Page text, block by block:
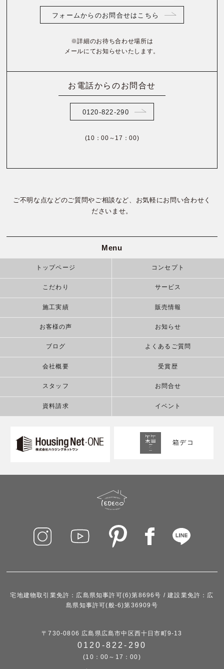
フォームからのお問合せはこちら
※詳細のお待ち合わせ場所は
メールにてお知らせいたします。
お電話からのお問合せ
0120-822-290
(10：00～17：00)
ご不明な点などのご質問やご相談など、お気軽にお問い合わせく
ださいませ。
Menu
トップページ コンセプト
こだわり サービス
施工実績 販売情報
お客様の声 お知らせ
ブログ よくあるご質問
会社概要 受賞歴
スタッフ お問合せ
資料請求 イベント
箱デコ
宅地建物取引業免許：広島県知事許可(6)第8696号 / 建設業免許：広
島県知事許可(般-6)第36909号
〒730-0806 広島県広島市中区西十日市町9-13
0120-822-290
(10：00～17：00)